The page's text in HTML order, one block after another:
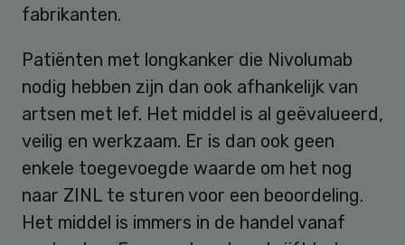
fabrikanten.
Patiënten met longkanker die Nivolumab
nodig hebben zijn dan ook afhankelijk van
artsen met lef. Het middel is al geëvalueerd,
veilig en werkzaam. Er is dan ook geen
enkele toegevoegde waarde om het nog
naar ZINL te sturen voor een beoordeling.
Het middel is immers in de handel vanaf